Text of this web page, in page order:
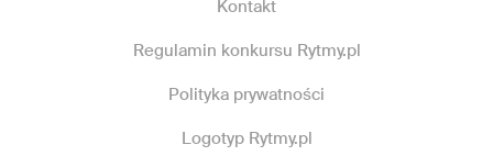
Kontakt
Regulamin konkursu Rytmy.pl
Polityka prywatności
Logotyp Rytmy.pl